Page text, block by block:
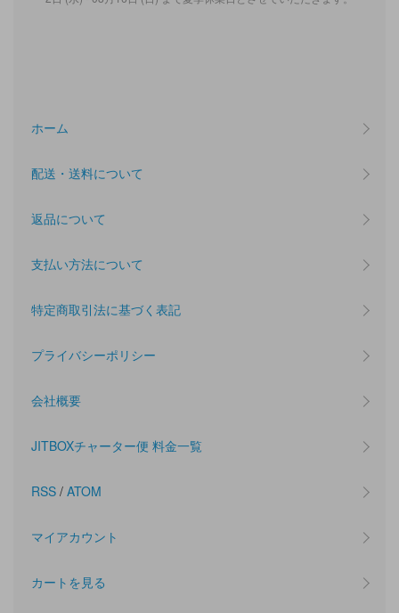
ホーム
配送・送料について
返品について
支払い方法について
特定商取引法に基づく表記
プライバシーポリシー
会社概要
JITBOXチャーター便 料金一覧
RSS / ATOM
マイアカウント
カートを見る